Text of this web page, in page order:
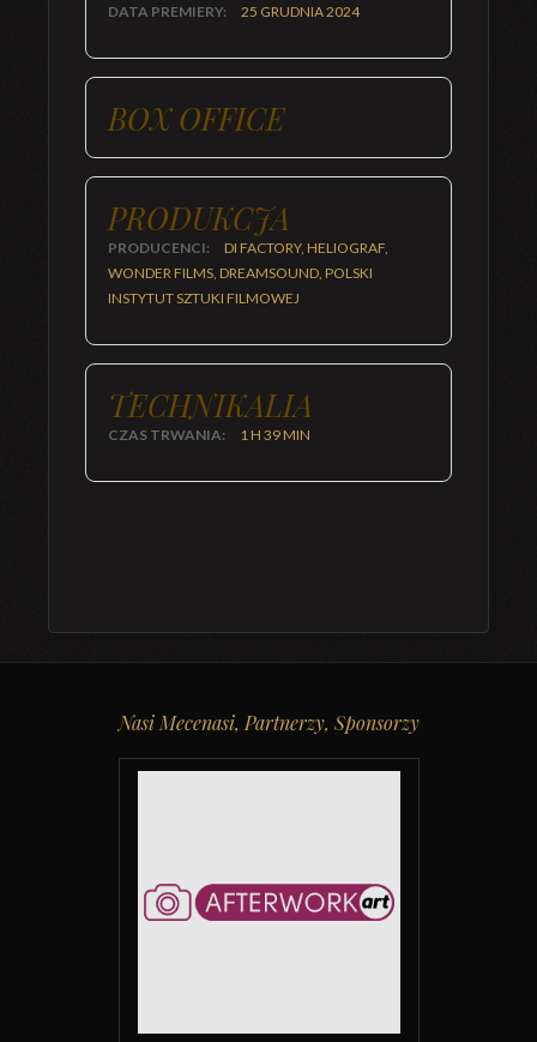
DATA PREMIERY: 25 GRUDNIA 2024
BOX OFFICE
PRODUKCJA
PRODUCENCI:
DI FACTORY, HELIOGRAF,
WONDER FILMS, DREAMSOUND, POLSKI
INSTYTUT SZTUKI FILMOWEJ
TECHNIKALIA
CZAS TRWANIA: 1 H 39 MIN
Nasi Mecenasi, Partnerzy, Sponsorzy